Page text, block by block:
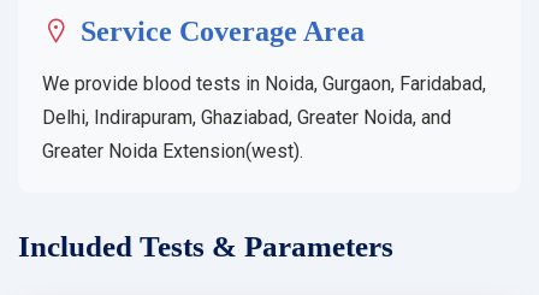
Service Coverage Area
We provide blood tests in Noida, Gurgaon, Faridabad,
Delhi, Indirapuram, Ghaziabad, Greater Noida, and
Greater Noida Extension(west).
Included Tests & Parameters